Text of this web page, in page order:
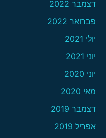
דצמבר 2022
פברואר 2022
יולי 2021
יוני 2021
יוני 2020
מאי 2020
דצמבר 2019
אפריל 2019